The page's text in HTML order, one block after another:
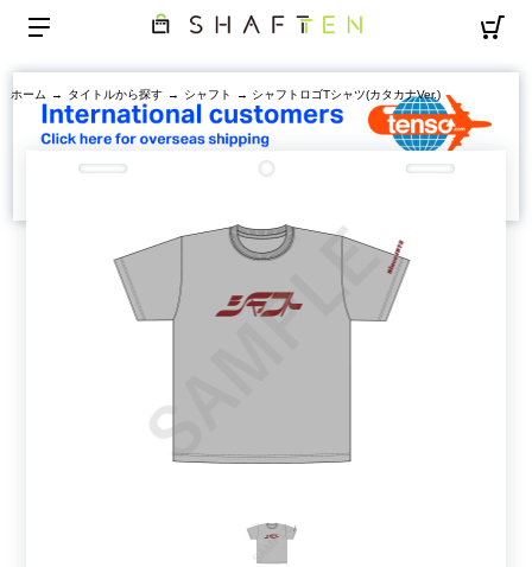
ホーム → タイトルから探す → シャフト → シャフトロゴTシャツ(カタカナVer.)